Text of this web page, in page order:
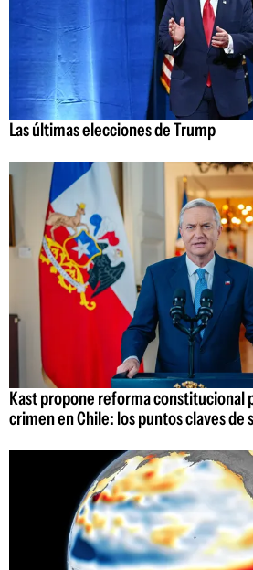
Las últimas elecciones de Trump
Kast propone reforma constitucional
crimen en Chile: los puntos claves de